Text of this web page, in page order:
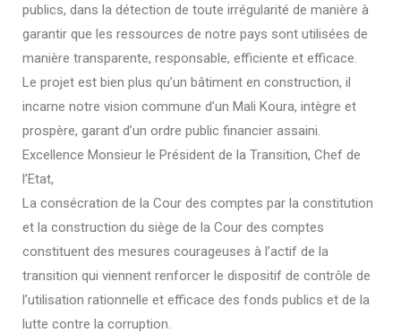
publics, dans la détection de toute irrégularité de manière à
garantir que les ressources de notre pays sont utilisées de
manière transparente, responsable, efficiente et efficace.
Le projet est bien plus qu’un bâtiment en construction, il
incarne notre vision commune d’un Mali Koura, intègre et
prospère, garant d’un ordre public financier assaini.
Excellence Monsieur le Président de la Transition, Chef de
l’Etat,
La consécration de la Cour des comptes par la constitution
et la construction du siège de la Cour des comptes
constituent des mesures courageuses à l’actif de la
transition qui viennent renforcer le dispositif de contrôle de
l’utilisation rationnelle et efficace des fonds publics et de la
lutte contre la corruption.